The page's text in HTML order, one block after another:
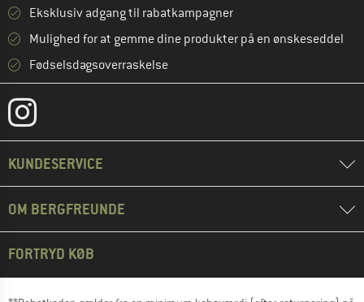
Eksklusiv adgang til rabatkampagner
Mulighed for at gemme dine produkter på en ønskeseddel
Fødselsdagsoverraskelse
KUNDESERVICE
OM BERGFREUNDE
FORTRYD KØB